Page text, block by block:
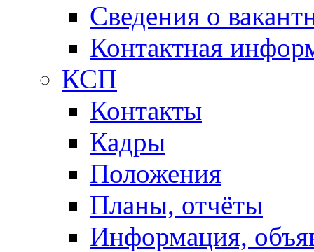
Сведения о
Контактная
КСП
Контакты
Кадры
Положения
Планы, отчёты
Информация,